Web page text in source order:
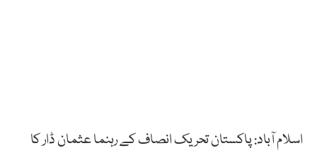
اسلام آباد: پاکستان تحریک انصاف کے رہنما عثمان ڈار کا